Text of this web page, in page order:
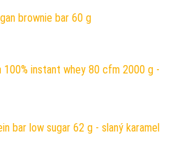
brownie bar 60 g
instant whey 80 cfm 2000 g -
bar low sugar 62 g - slaný karamel